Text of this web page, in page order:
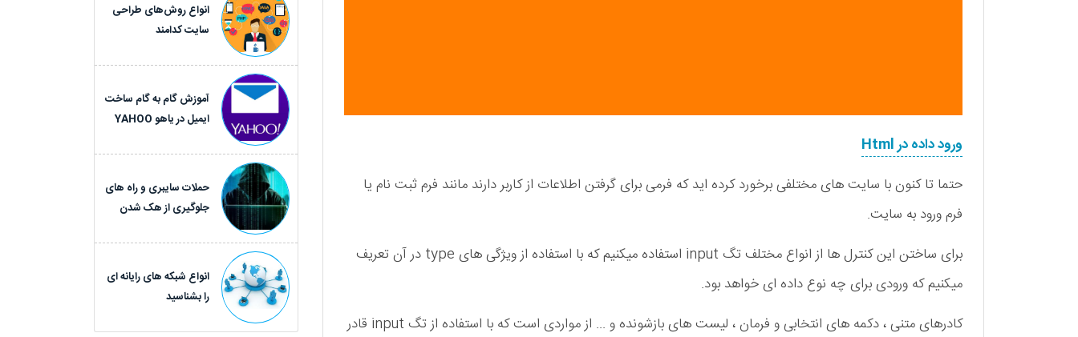
ورود داده در Html
حتما تا کنون با سایت های مختلفی برخورد کرده اید که فرمی برای گرفتن اطلاعات از کاربر دارند مانند فرم ثبت نام یا
فرم ورود به سایت.
برای ساختن این کنترل ها از انواع مختلف تگ input استفاده میکنیم که با استفاده از ویژگی های type در آن تعریف
میکنیم که ورودی برای چه نوع داده ای خواهد بود.
کادرهای متنی ، دکمه های انتخابی و فرمان ، لیست های بازشونده و ... از مواردی است که با استفاده از تگ input قادر
انواع روش‌های طراحی
سایت کدامند
آموزش گام به گام ساخت
ایمیل در یاهو YAHOO
حملات سایبری و راه های
جلوگیری از هک شدن
انواع شبکه های رایانه ای
را بشناسید